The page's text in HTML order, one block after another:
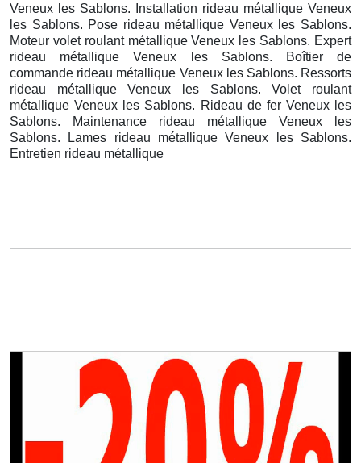
Veneux les Sablons. Installation rideau métallique Veneux
les Sablons. Pose rideau métallique Veneux les Sablons.
Moteur volet roulant métallique Veneux les Sablons. Expert
rideau métallique Veneux les Sablons. Boîtier de
commande rideau métallique Veneux les Sablons. Ressorts
rideau métallique Veneux les Sablons. Volet roulant
métallique Veneux les Sablons. Rideau de fer Veneux les
Sablons. Maintenance rideau métallique Veneux les
Sablons. Lames rideau métallique Veneux les Sablons.
Entretien rideau métallique